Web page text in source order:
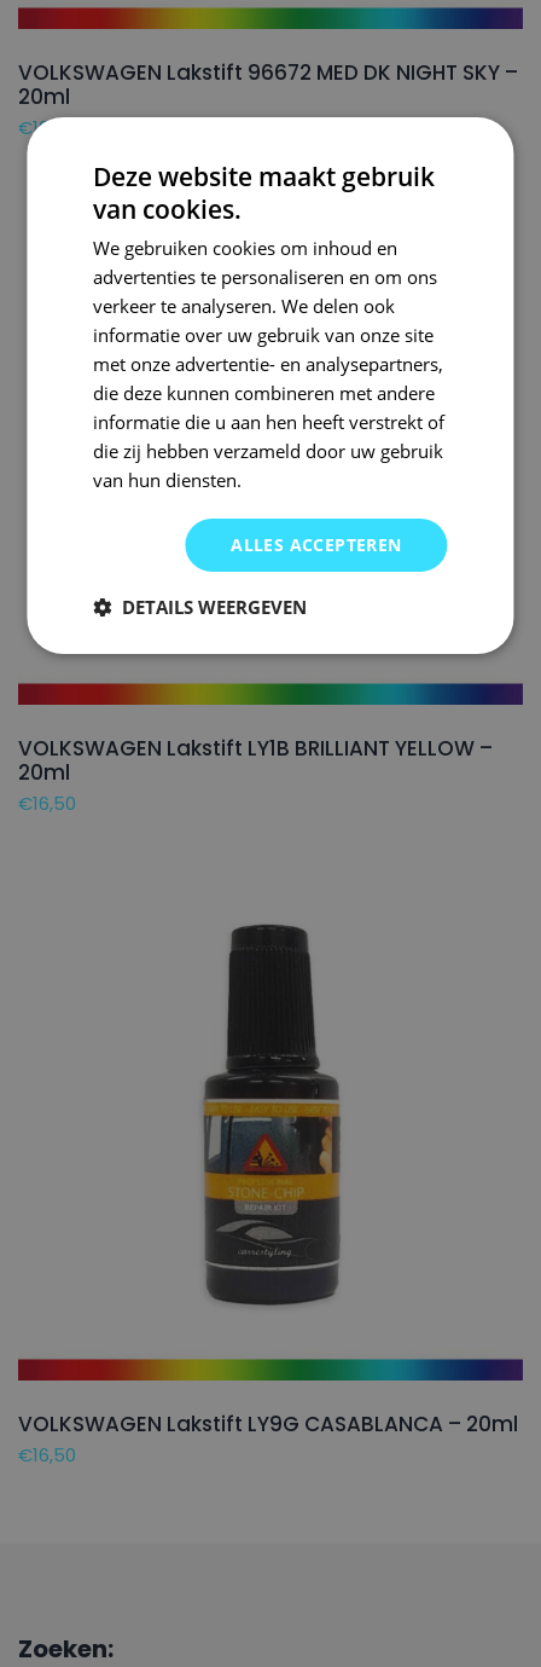
VOLKSWAGEN Lakstift 96672 MED DK NIGHT SKY –
20ml
€16,50
VOLKSWAGEN Lakstift LY1B BRILLIANT YELLOW –
20ml
€16,50
VOLKSWAGEN Lakstift LY9G CASABLANCA – 20ml
€16,50
Zoeken:
Deze website maakt gebruik
van cookies.
We gebruiken cookies om inhoud en
advertenties te personaliseren en om ons
verkeer te analyseren. We delen ook
informatie over uw gebruik van onze site
met onze advertentie- en analysepartners,
die deze kunnen combineren met andere
informatie die u aan hen heeft verstrekt of
die zij hebben verzameld door uw gebruik
van hun diensten.
ALLES ACCEPTEREN
DETAILS WEERGEVEN